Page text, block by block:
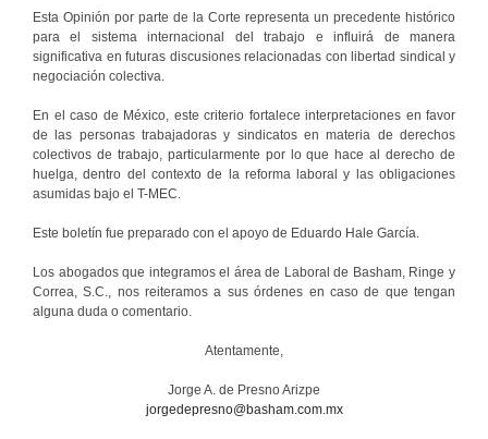
Esta Opinión por parte de la Corte representa un precedente histórico
para el sistema internacional del trabajo e influirá de manera
significativa en futuras discusiones relacionadas con libertad sindical y
negociación colectiva.
En el caso de México, este criterio fortalece interpretaciones en favor
de las personas trabajadoras y sindicatos en materia de derechos
colectivos de trabajo, particularmente por lo que hace al derecho de
huelga, dentro del contexto de la reforma laboral y las obligaciones
asumidas bajo el T-MEC.
Este boletín fue preparado con el apoyo de Eduardo Hale García.
Los abogados que integramos el área de Laboral de Basham, Ringe y
Correa, S.C., nos reiteramos a sus órdenes en caso de que tengan
alguna duda o comentario.
Atentamente,
Jorge A. de Presno Arizpe
jorgedepresno@basham.com.mx